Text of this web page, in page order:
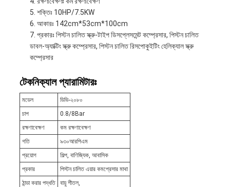
শক্তিঃ 10HP/7.5KW
আকারঃ 142cm*53cm*100cm
প্রকারঃ পিস্টন চালিত স্ক্রু-টাইপ ডিসপ্লেসমেন্ট কম্প্রেসার, পিস্টন চালিত
ডাবল-অ্যাক্টিং স্ক্রু কম্প্রেসার, পিস্টন চালিত রিসপোকুইটিং হেলিক্যাল স্ক্রু
কম্প্রেসার
টেকনিক্যাল প্যারামিটারঃ
মডেল
ডিভি-২০৮০
চাপ
0.8/8Bar
রক্ষণাবেক্ষণ
কম রক্ষণাবেক্ষণ
গতি
৯৩০আরপিএম
প্রয়োগ
শিল্প, বাণিজ্যিক, আবাসিক
প্রকার
পিস্টন চালিত এয়ার কমপ্রেসার মাথা
ঠান্ডা করার পদ্ধতি
বায়ু শীতল,